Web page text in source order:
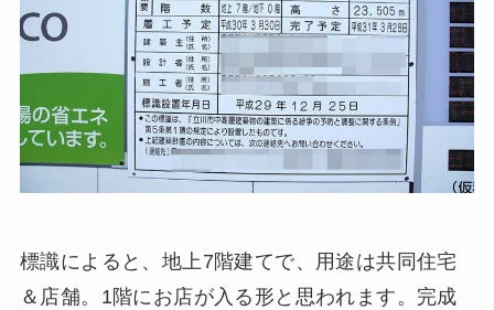
標識によると、地上7階建てで、用途は共同住宅
＆店舗。1階にお店が入る形と思われます。完成